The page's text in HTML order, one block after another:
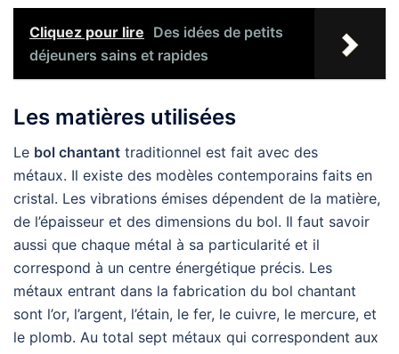
Cliquez pour lire Des idées de petits
déjeuners sains et rapides
Les matières utilisées
Le bol chantant traditionnel est fait avec des
métaux. Il existe des modèles contemporains faits en
cristal. Les vibrations émises dépendent de la matière,
de l’épaisseur et des dimensions du bol. Il faut savoir
aussi que chaque métal à sa particularité et il
correspond à un centre énergétique précis. Les
métaux entrant dans la fabrication du bol chantant
sont l’or, l’argent, l’étain, le fer, le cuivre, le mercure, et
le plomb. Au total sept métaux qui correspondent aux